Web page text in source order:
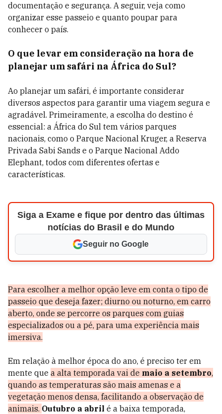
documentação e segurança. A seguir, veja como
organizar esse passeio e quanto poupar para
conhecer o país.
O que levar em consideração na hora de
planejar um safári na África do Sul?
Ao planejar um safári, é importante considerar
diversos aspectos para garantir uma viagem segura e
agradável. Primeiramente, a escolha do destino é
essencial: a África do Sul tem vários parques
nacionais, como o Parque Nacional Kruger, a Reserva
Privada Sabi Sands e o Parque Nacional Addo
Elephant, todos com diferentes ofertas e
características.
Siga a Exame e fique por dentro das últimas
notícias do Brasil e do Mundo
Seguir no Google
Para escolher a melhor opção leve em conta o tipo de
passeio que deseja fazer; diurno ou noturno, em carro
aberto, onde se percorre os parques com guias
especializados ou a pé, para uma experiência mais
imersiva.
Em relação à melhor época do ano, é preciso ter em
mente que a alta temporada vai de maio a setembro,
quando as temperaturas são mais amenas e a
vegetação menos densa, facilitando a observação de
animais. Outubro a abril é a baixa temporada,